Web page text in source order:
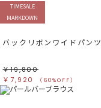
TIMESALE
MARKDOWN
バックリボンワイドパンツ
￥19,800
￥7,920
（60%OFF）